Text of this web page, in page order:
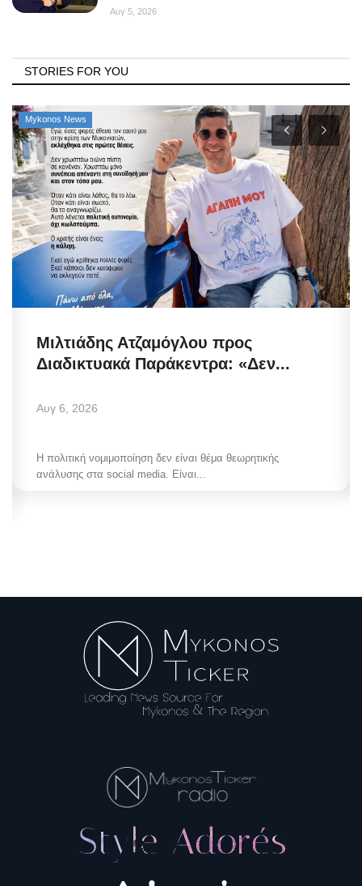
Αυγ 5, 2026
STORIES FOR YOU
Mykonos News
Μιλτιάδης Ατζαμόγλου προς
Διαδικτυακά Παράκεντρα: «Δεν...
Αυγ 6, 2026
Η πολιτική νομιμοποίηση δεν είναι θέμα θεωρητικής
ανάλυσης στα social media. Είναι...